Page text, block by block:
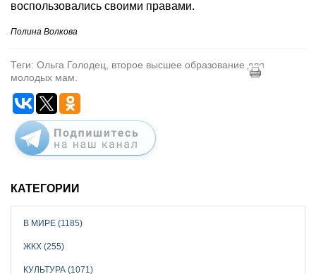
воспользовались своими правами.
Полина Волкова
Теги: Ольга Голодец, второе высшее образование для
молодых мам.
КАТЕГОРИИ
В МИРЕ (1185)
ЖКХ (255)
КУЛЬТУРА (1071)